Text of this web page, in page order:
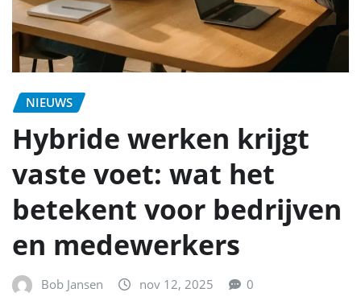
NIEUWS
Hybride werken krijgt
vaste voet: wat het
betekent voor bedrijven
en medewerkers
Bob Jansen nov 12, 2025 0